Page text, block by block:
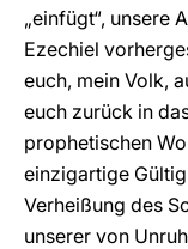
„einfügt“, unsere
Ezechiel
euch, mein Volk,
euch zurück in
prophetischen
einzigartige
Verheißung des
unserer von